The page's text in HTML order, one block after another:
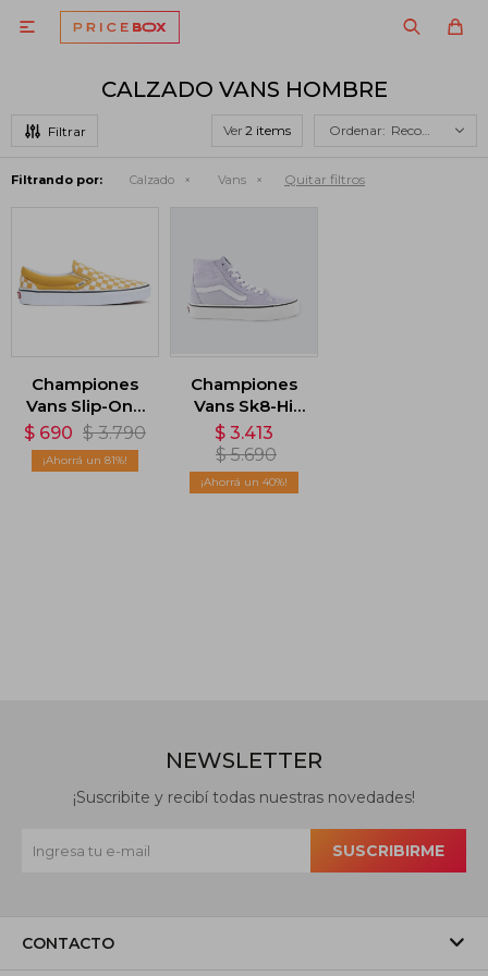

CALZADO VANS HOMBRE
Ver Recomendados
Filtrando por: Calzado Vans Quitar filtros
Championes
Vans Slip-On -
Amarillo
$ 690 $ 3.790
81
Championes
Vans Sk8-Hi
Tapered -
Violeta
$ 3.413
$ 5.690
40
CONTACTO
NEWSLETTER
¡Suscribite y recibí todas nuestras novedades!
SUSCRIBIRME